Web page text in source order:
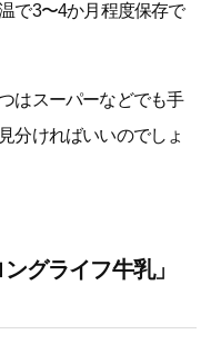
で3〜4か月程度保存で
はスーパーなどでも手
分ければいいのでしょ
グライフ牛乳」